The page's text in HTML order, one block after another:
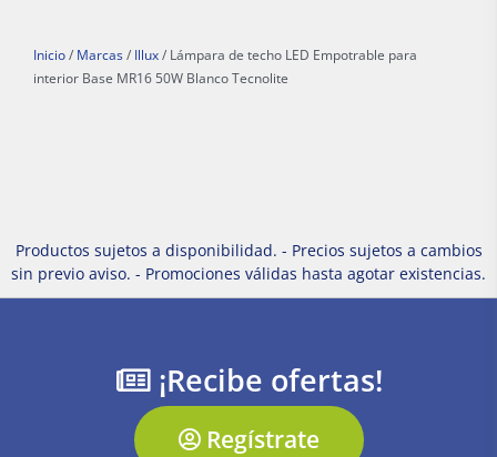
Inicio / Marcas / Illux / Lámpara de techo LED Empotrable para
interior Base MR16 50W Blanco Tecnolite
Productos sujetos a disponibilidad. - Precios sujetos a cambios
sin previo aviso. - Promociones válidas hasta agotar existencias.
¡Recibe ofertas!
Regístrate